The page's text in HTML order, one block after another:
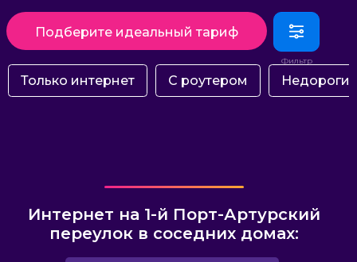
Подберите идеальный тариф
Только интернет С роутером Недорогие
Интернет на 1-й Порт-Артурский
переулок в соседних домах: